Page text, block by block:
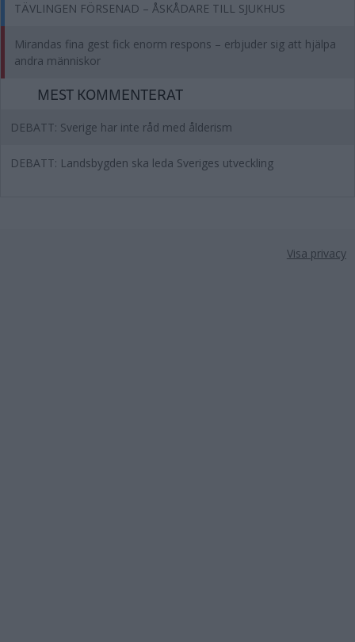
TÄVLINGEN FÖRSENAD – ÅSKÅDARE TILL SJUKHUS
Mirandas fina gest fick enorm respons – erbjuder sig att hjälpa
andra människor
MEST KOMMENTERAT
DEBATT: Sverige har inte råd med ålderism
DEBATT: Landsbygden ska leda Sveriges utveckling
Visa privacy